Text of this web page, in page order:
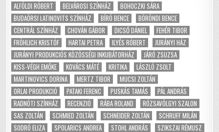
ALFÖLDI RÓBERT BELVÁROSI SZÍNHÁZ
BOHOCZKI SÁRA
BUDAÖRSI LATINOVITS SZÍNHÁZ
BÍRÓ BENCE
BÖRÖNDI BENCE
CENTRÁL SZÍNHÁZ
CHOVÁN GÁBOR DICSŐ DÁNIEL
FEHÉR TIBOR
FRÖHLICH KRISTÓF
HARTAI PETRA ILYÉS RÓBERT
JURÁNYI HÁZ
JURÁNYI PRODUKCIÓS KÖZÖSSÉGI INKUBÁTORHÁZ
JÁRÓ ZSUZSA
KISS-VÉGH EMŐKE
KOVÁCS MÁTÉ KRITIKA
LÁSZLÓ ZSOLT
MARTINOVICS DORINA
MERTZ TIBOR
MUCSI ZOLTÁN
ORLAI PRODUKCIÓ
PATAKI FERENC PUSKÁS TAMÁS
PÁL ANDRÁS
RADNÓTI SZÍNHÁZ
RECENZIÓ RÁBA ROLAND
RÓZSAVÖLGYI SZALON
SAS ZOLTÁN
SCHMIED ZOLTÁN SCHNEIDER ZOLTÁN
SCHRUFF MILÁN
SODRÓ ELIZA
SPOLARICS ANDREA STOHL ANDRÁS SZIKSZAI RÉMUSZ